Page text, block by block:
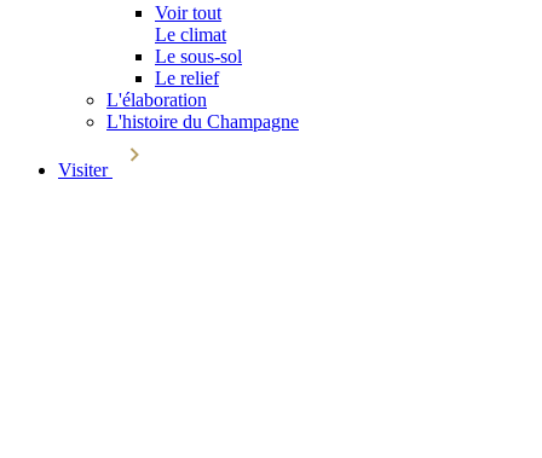
Voir tout
Le climat
Le sous-sol
Le relief
L'élaboration
L'histoire du Champagne
Visiter